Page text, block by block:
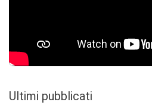
Ultimi pubblicati